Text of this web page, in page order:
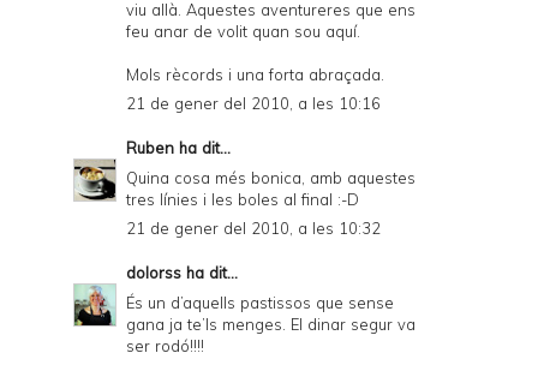
viu allà. Aquestes aventureres que ens
feu anar de volit quan sou aquí.
Mols rècords i una forta abraçada.
21 de gener del 2010, a les 10:16
Ruben ha dit...
Quina cosa més bonica, amb aquestes
tres línies i les boles al final :-D
21 de gener del 2010, a les 10:32
dolorss ha dit...
És un d’aquells pastissos que sense
gana ja te’ls menges. El dinar segur va
ser rodó!!!!